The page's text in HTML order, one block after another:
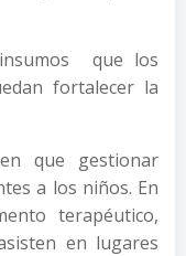
que los
fortalecer la
que gestionar
a los niños. En
terapéutico,
en lugares